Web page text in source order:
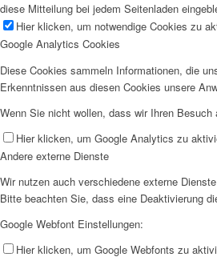
diese Mitteilung bei jedem Seitenladen
Hier klicken, um notwendige Cookies zu
Google Analytics Cookies
Diese Cookies sammeln Informationen, die
Erkenntnissen aus diesen Cookies unsere
Wenn Sie nicht wollen, dass wir Ihren
Hier klicken, um Google Analytics zu
Andere externe Dienste
Wir nutzen auch verschiedene externe
Bitte beachten Sie, dass eine Deaktivierung
Google Webfont Einstellungen:
Hier klicken, um Google Webfonts zu